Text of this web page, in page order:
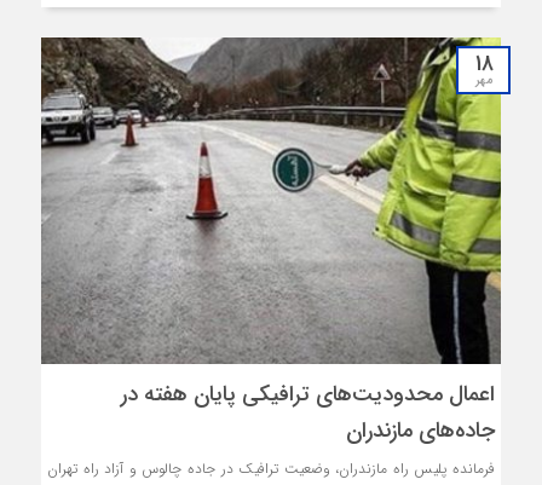
18
مهر
اعمال محدودیت‌های ترافیکی پایان هفته در
جاده‌های مازندران
فرمانده پلیس راه مازندران، وضعیت ترافیک در جاده چالوس و آزاد راه تهران